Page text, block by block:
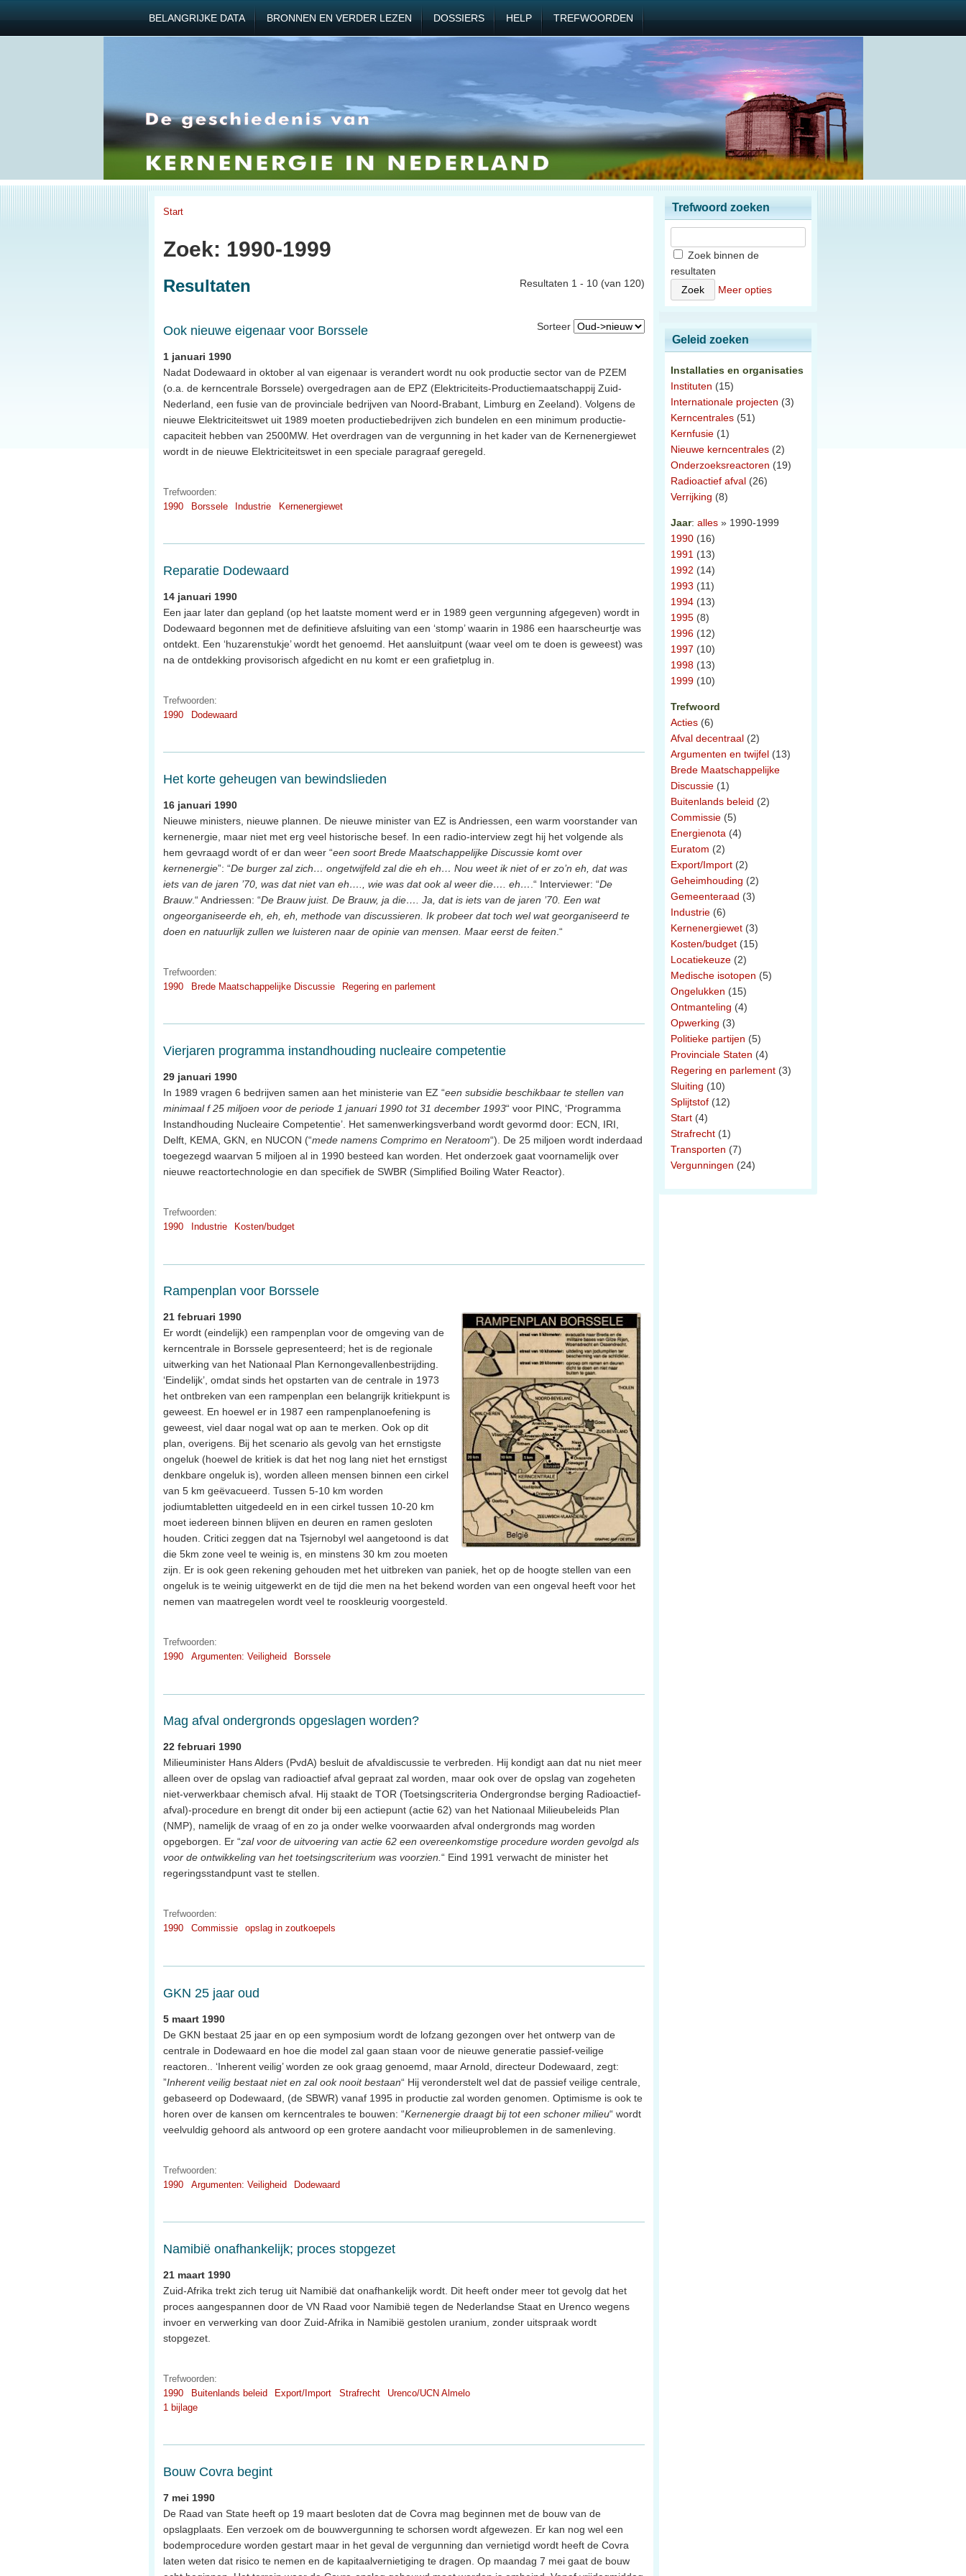
BELANGRIJKE DATA BRONNEN EN VERDER LEZEN DOSSIERS HELP TREFWOORDEN
Start
Zoek: 1990-1999
Resultaten 1 - 10 (van 120)
Resultaten
Sorteer
Ook nieuwe eigenaar voor Borssele
1 januari 1990
Nadat Dodewaard in oktober al van eigenaar is verandert wordt nu ook productie sector van de PZEM
(o.a. de kerncentrale Borssele) overgedragen aan de EPZ (Elektriciteits-Productiemaatschappij Zuid-
Nederland, een fusie van de provinciale bedrijven van Noord-Brabant, Limburg en Zeeland). Volgens de
nieuwe Elektriciteitswet uit 1989 moeten productiebedrijven zich bundelen en een minimum productie-
capaciteit hebben van 2500MW. Het overdragen van de vergunning in het kader van de Kernenergiewet
wordt in de nieuwe Elektriciteitswet in een speciale paragraaf geregeld.
Trefwoorden:
1990
Borssele Industrie Kernenergiewet
Reparatie Dodewaard
14 januari 1990
Een jaar later dan gepland (op het laatste moment werd er in 1989 geen vergunning afgegeven) wordt in
Dodewaard begonnen met de definitieve afsluiting van een ‘stomp’ waarin in 1986 een haarscheurtje was
ontdekt. Een ‘huzarenstukje’ wordt het genoemd. Het aansluitpunt (waar veel om te doen is geweest) was
na de ontdekking provisorisch afgedicht en nu komt er een grafietplug in.
Trefwoorden:
1990
Dodewaard
Het korte geheugen van bewindslieden
16 januari 1990
Nieuwe ministers, nieuwe plannen. De nieuwe minister van EZ is Andriessen, een warm voorstander van
kernenergie, maar niet met erg veel historische besef. In een radio-interview zegt hij het volgende als
hem gevraagd wordt of er dan weer “een soort Brede Maatschappelijke Discussie komt over
kernenergie”: “De burger zal zich… ongetwijfeld zal die eh eh… Nou weet ik niet of er zo’n eh, dat was
iets van de jaren ’70, was dat niet van eh…., wie was dat ook al weer die…. eh… .“ Interviewer: “De
Brauw.“ Andriessen: “De Brauw juist. De Brauw, ja die…. Ja, dat is iets van de jaren ’70. Een wat
ongeorganiseerde eh, eh, eh, methode van discussieren. Ik probeer dat toch wel wat georganiseerd te
doen en natuurlijk zullen we luisteren naar de opinie van mensen. Maar eerst de feiten .“
Trefwoorden:
1990
Brede Maatschappelijke Discussie Regering en parlement
Vierjaren programma instandhouding nucleaire competentie
29 januari 1990
In 1989 vragen 6 bedrijven samen aan het ministerie van EZ “een subsidie beschikbaar te stellen van
minimaal f 25 miljoen voor de periode 1 januari 1990 tot 31 december 1993“ voor PINC, ‘Programma
Instandhouding Nucleaire Competentie’. Het samenwerkingsverband wordt gevormd door: ECN, IRI,
Delft, KEMA, GKN, en NUCON (“mede namens Comprimo en Neratoom“). De 25 miljoen wordt inderdaad
toegezegd waarvan 5 miljoen al in 1990 besteed kan worden. Het onderzoek gaat voornamelijk over
nieuwe reactortechnologie en dan specifiek de SWBR (Simplified Boiling Water Reactor).
Trefwoorden:
1990
Industrie Kosten/budget
Rampenplan voor Borssele
21 februari 1990
Er wordt (eindelijk) een rampenplan voor de omgeving van de
kerncentrale in Borssele gepresenteerd; het is de regionale
uitwerking van het Nationaal Plan Kernongevallenbestrijding.
‘Eindelijk’, omdat sinds het opstarten van de centrale in 1973
het ontbreken van een rampenplan een belangrijk kritiekpunt is
geweest. En hoewel er in 1987 een rampenplanoefening is
geweest, viel daar nogal wat op aan te merken. Ook op dit
plan, overigens. Bij het scenario als gevolg van het ernstigste
ongeluk (hoewel de kritiek is dat het nog lang niet het ernstigst
denkbare ongeluk is), worden alleen mensen binnen een cirkel
van 5 km geëvacueerd. Tussen 5-10 km worden
jodiumtabletten uitgedeeld en in een cirkel tussen 10-20 km
moet iedereen binnen blijven en deuren en ramen gesloten
houden. Critici zeggen dat na Tsjernobyl wel aangetoond is dat
die 5km zone veel te weinig is, en minstens 30 km zou moeten
zijn. Er is ook geen rekening gehouden met het uitbreken van paniek, het op de hoogte stellen van een
ongeluk is te weinig uitgewerkt en de tijd die men na het bekend worden van een ongeval heeft voor het
nemen van maatregelen wordt veel te rooskleurig voorgesteld.
Trefwoorden:
1990
Argumenten: Veiligheid Borssele
Mag afval ondergronds opgeslagen worden?
22 februari 1990
Milieuminister Hans Alders (PvdA) besluit de afvaldiscussie te verbreden. Hij kondigt aan dat nu niet meer
alleen over de opslag van radioactief afval gepraat zal worden, maar ook over de opslag van zogeheten
niet-verwerkbaar chemisch afval. Hij staakt de TOR (Toetsingscriteria Ondergrondse berging Radioactief-
afval)-procedure en brengt dit onder bij een actiepunt (actie 62) van het Nationaal Milieubeleids Plan
(NMP), namelijk de vraag of en zo ja onder welke voorwaarden afval ondergronds mag worden
opgeborgen. Er “zal voor de uitvoering van actie 62 een overeenkomstige procedure worden gevolgd als
voor de ontwikkeling van het toetsingscriterium was voorzien.“ Eind 1991 verwacht de minister het
regeringsstandpunt vast te stellen.
Trefwoorden:
1990
Commissie opslag in zoutkoepels
GKN 25 jaar oud
5 maart 1990
De GKN bestaat 25 jaar en op een symposium wordt de lofzang gezongen over het ontwerp van de
centrale in Dodewaard en hoe die model zal gaan staan voor de nieuwe generatie passief-veilige
reactoren.. ‘Inherent veilig’ worden ze ook graag genoemd, maar Arnold, directeur Dodewaard, zegt:
”Inherent veilig bestaat niet en zal ook nooit bestaan“ Hij veronderstelt wel dat de passief veilige centrale,
gebaseerd op Dodewaard, (de SBWR) vanaf 1995 in productie zal worden genomen. Optimisme is ook te
horen over de kansen om kerncentrales te bouwen: “Kernenergie draagt bij tot een schoner milieu“ wordt
veelvuldig gehoord als antwoord op een grotere aandacht voor milieuproblemen in de samenleving.
Trefwoorden:
1990
Argumenten: Veiligheid Dodewaard
Namibië onafhankelijk; proces stopgezet
21 maart 1990
Zuid-Afrika trekt zich terug uit Namibië dat onafhankelijk wordt. Dit heeft onder meer tot gevolg dat het
proces aangespannen door de VN Raad voor Namibië tegen de Nederlandse Staat en Urenco wegens
invoer en verwerking van door Zuid-Afrika in Namibië gestolen uranium, zonder uitspraak wordt
stopgezet.
Trefwoorden:
1990
Buitenlands beleid Export/Import Strafrecht
Urenco/UCN Almelo
1 bijlage
Bouw Covra begint
7 mei 1990
De Raad van State heeft op 19 maart besloten dat de Covra mag beginnen met de bouw van de
opslagplaats. Een verzoek om de bouwvergunning te schorsen wordt afgewezen. Er kan nog wel een
bodemprocedure worden gestart maar in het geval de vergunning dan vernietigd wordt heeft de Covra
laten weten dat risico te nemen en de kapitaalvernietiging te dragen. Op maandag 7 mei gaat de bouw
Trefwoord zoeken
Zoek binnen de
resultaten
Meer opties
Geleid zoeken
Installaties en organisaties
Instituten (15)
Internationale projecten (3)
Kerncentrales (51)
Kernfusie (1)
Nieuwe kerncentrales (2)
Onderzoeksreactoren (19)
Radioactief afval (26)
Verrijking (8)
Jaar: alles » 1990-1999
1990 (16)
1991 (13)
1992 (14)
1993 (11)
1994 (13)
1995 (8)
1996 (12)
1997 (10)
1998 (13)
1999 (10)
Trefwoord
Acties (6)
Afval decentraal (2)
Argumenten en twijfel (13)
Brede Maatschappelijke
Discussie (1)
Buitenlands beleid (2)
Commissie (5)
Energienota (4)
Euratom (2)
Export/Import (2)
Geheimhouding (2)
Gemeenteraad (3)
Industrie (6)
Kernenergiewet (3)
Kosten/budget (15)
Locatiekeuze (2)
Medische isotopen (5)
Ongelukken (15)
Ontmanteling (4)
Opwerking (3)
Politieke partijen (5)
Provinciale Staten (4)
Regering en parlement (3)
Sluiting (10)
Splijtstof (12)
Start (4)
Strafrecht (1)
Transporten (7)
Vergunningen (24)